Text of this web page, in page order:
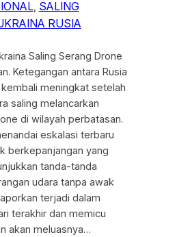
, SALING
RUSIA
Saling Serang Drone
Ketegangan antara Rusia
meningkat setelah
saling melancarkan
di wilayah perbatasan.
eskalasi terbaru
berkepanjangan yang
tanda-tanda
udara tanpa awak
terjadi dalam
terakhir dan memicu
akan meluasnya…